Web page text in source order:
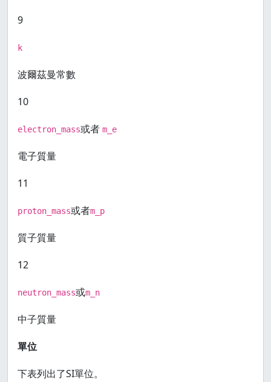
9
k
波爾茲曼常數
10
electron_mass或者 m_e
電子質量
11
proton_mass或者m_p
質子質量
12
neutron_mass或m_n
中子質量
單位
下表列出了SI單位。